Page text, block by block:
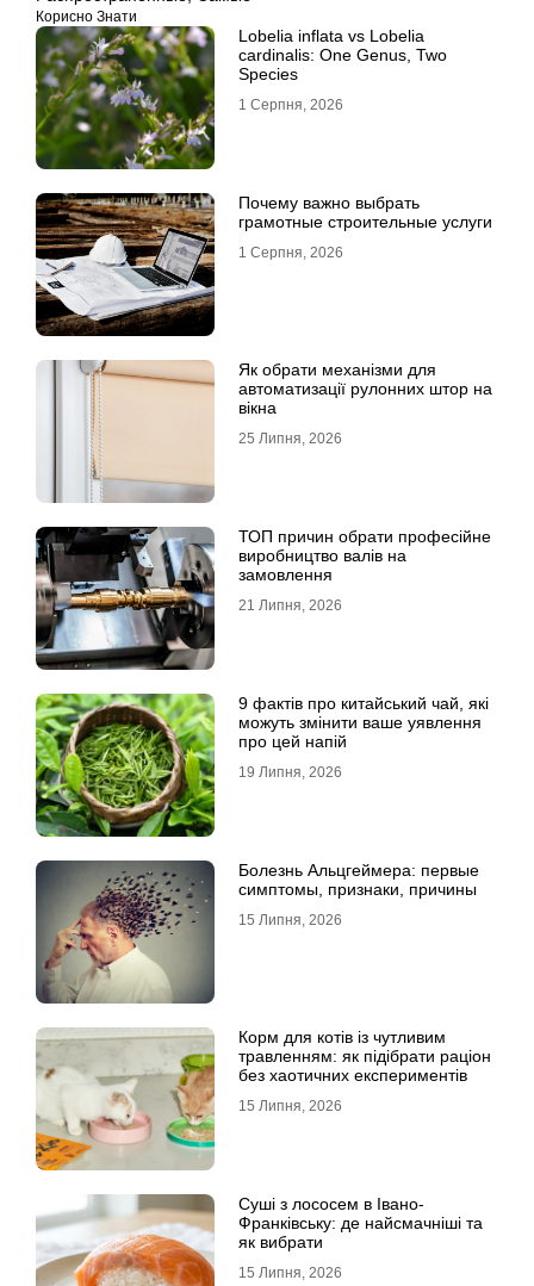
Корисно Знати
Lobelia inflata vs Lobelia
cardinalis: One Genus, Two
Species
1 Серпня, 2026
Почему важно выбрать
грамотные строительные услуги
1 Серпня, 2026
Як обрати механізми для
автоматизації рулонних штор на
вікна
25 Липня, 2026
ТОП причин обрати професійне
виробництво валів на
замовлення
21 Липня, 2026
9 фактів про китайський чай, які
можуть змінити ваше уявлення
про цей напій
19 Липня, 2026
Болезнь Альцгеймера: первые
симптомы, признаки, причины
15 Липня, 2026
Корм для котів із чутливим
травленням: як підібрати раціон
без хаотичних експериментів
15 Липня, 2026
Суші з лососем в Івано-
Франківську: де найсмачніші та
як вибрати
15 Липня, 2026